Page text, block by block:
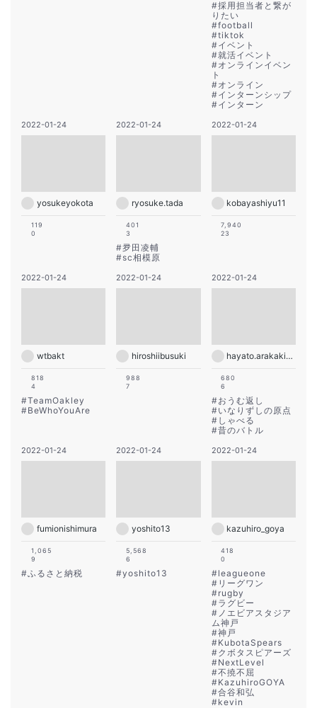
#採用担当者と繋が
りたい
#football
#tiktok
#イベント
#就活イベント
#オンラインイベン
ト
#オンライン
#インターンシップ
#インターン
2022-01-24
yosukeyokota
119
0
2022-01-24
ryosuke.tada
401
3
#夛田凌輔
#sc相模原
2022-01-24
kobayashiyu11
7,940
23
2022-01-24
wtbakt
818
4
#TeamOakley
#BeWhoYouAre
2022-01-24
hiroshiibusuki
988
7
2022-01-24
hayato.arakaki28
680
6
#おうむ返し
#いなりずしの原点
# しゃべる
#昔のバトル
2022-01-24
fumionishimura
1,065
9
#ふるさと納税
2022-01-24
yoshito13
5,568
6
#yoshito13
2022-01-24
kazuhiro_goya
418
0
#leagueone
# リーグワン
#rugby
#ラグビー
# ノエビアスタジア
ム神戸
#神戸
#KubotaSpears
#クボタスピアーズ
#NextLevel
#不撓不屈
#KazuhiroGOYA
#合谷和弘
#kevin